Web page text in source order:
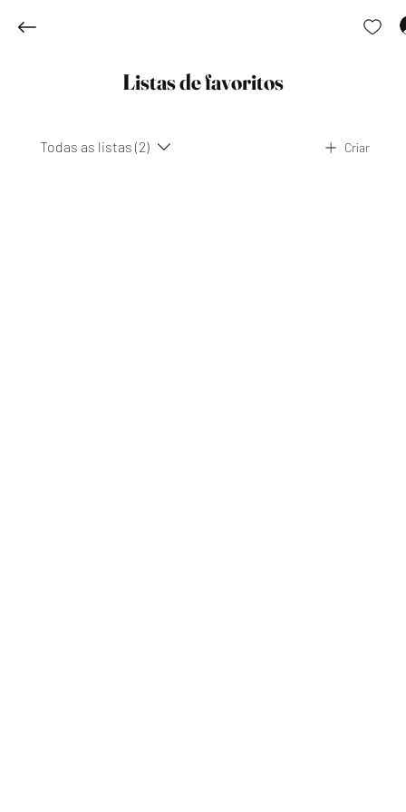
Todas as listas (2) Criar
Listas de favoritos